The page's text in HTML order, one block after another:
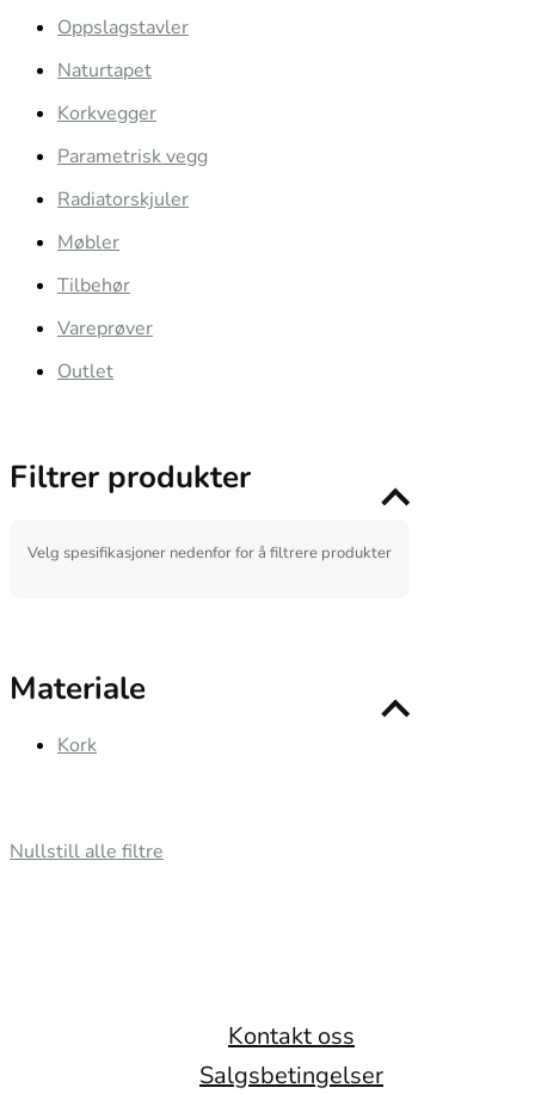
Oppslagstavler
Naturtapet
Korkvegger
Parametrisk vegg
Radiatorskjuler
Møbler
Tilbehør
Vareprøver
Outlet
Filtrer produkter
Velg spesifikasjoner nedenfor for å filtrere produkter
Materiale
Kork
Nullstill alle filtre
Kontakt oss
Salgsbetingelser